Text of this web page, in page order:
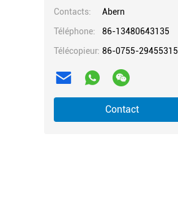
Contacts:
Abern
Téléphone:
86-13480643135
Télécopieur: 86-0755-29455315
Contact